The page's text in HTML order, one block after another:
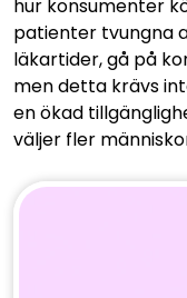
hur konsumenter
patienter tvungna
läkartider, gå på
men detta krävs
en ökad
väljer fler